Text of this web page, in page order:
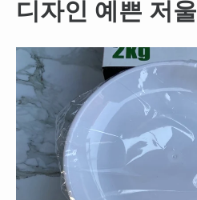
디자인 예쁜 저울